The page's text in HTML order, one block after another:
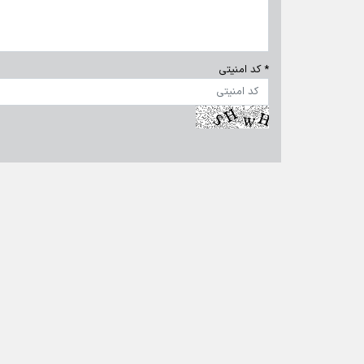
تمام حقوق برای خبرگزاری برنا محفوظ است. استفاده از